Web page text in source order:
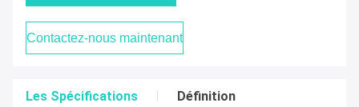
Contactez-nous maintenant
Les Spécifications Définition